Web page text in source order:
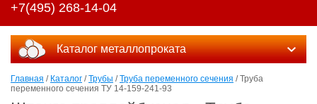
+7(495) 268-14-04
Каталог металлопроката
Главная / Каталог /Трубы /Труба переменного сечения / Труба
переменного сечения ТУ 14-159-241-93